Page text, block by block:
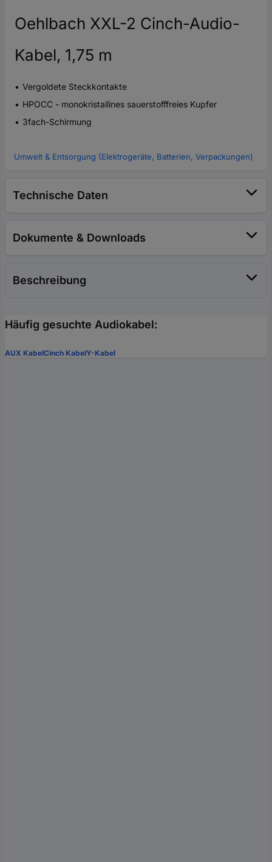
Oehlbach XXL-2 Cinch-Audio-
Kabel, 1,75 m
Vergoldete Steckkontakte
HPOCC - monokristallines sauerstofffreies Kupfer
3fach-Schirmung
Umwelt & Entsorgung (Elektrogeräte, Batterien, Verpackungen)
Technische Daten
Dokumente & Downloads
Beschreibung
Häufig gesuchte Audiokabel:
AUX KabelCinch KabelY-Kabel